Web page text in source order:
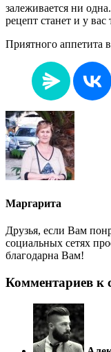
залеживается ни
рецепт станет и у
Приятного аппетита
Маргарита
Друзья, если Вам
социальных сетях
благодарна Вам!
Комментариев к